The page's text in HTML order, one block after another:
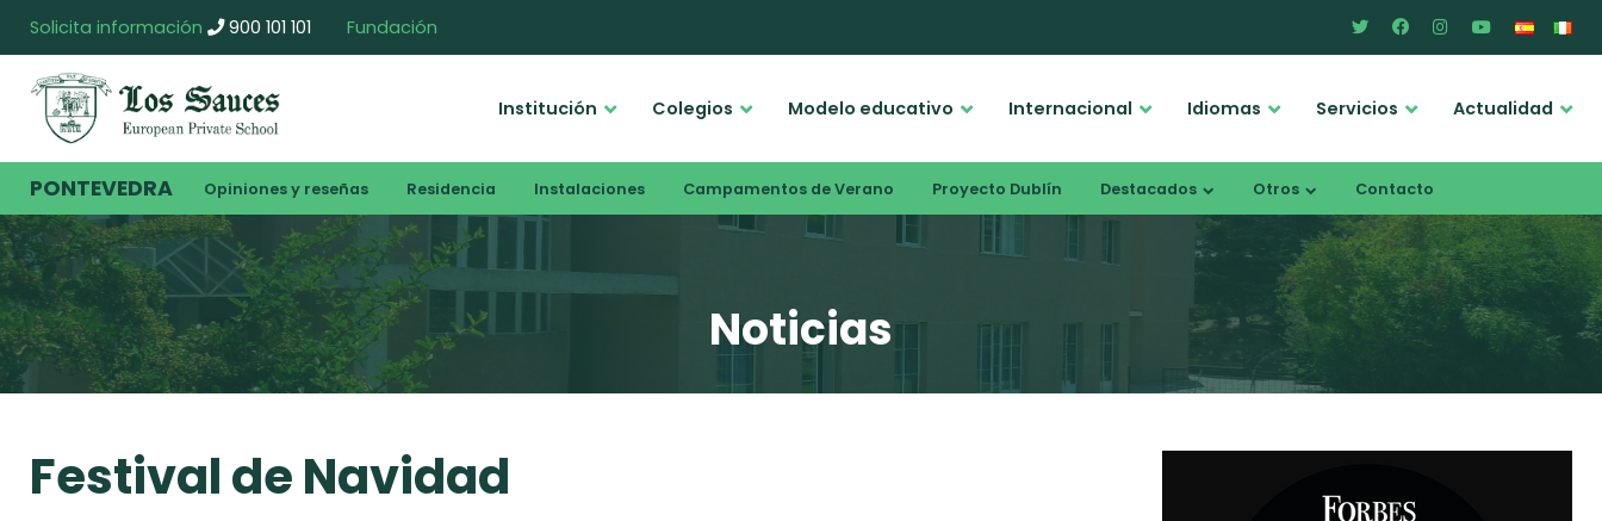
Solicita información 900 101 101 Fundación
Institución Colegios Modelo educativo Internacional Idiomas Servicios Actualidad
PONTEVEDRA Opiniones y reseñas Residencia Instalaciones Campamentos de Verano Proyecto Dublín Destacados Otros Contacto
Noticias
Festival de Navidad